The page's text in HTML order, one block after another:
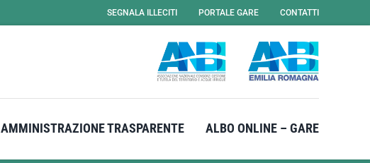
SEGNALA ILLECITI PORTALE GARE CONTATTI
AMMINISTRAZIONE TRASPARENTE ALBO ONLINE – GARE